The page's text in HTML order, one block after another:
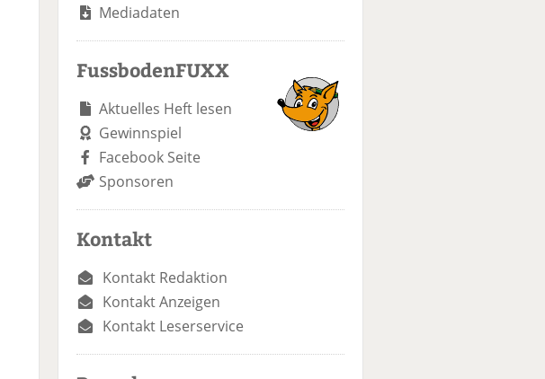
Mediadaten
FussbodenFUXX
Aktuelles Heft lesen
Gewinnspiel
Facebook Seite
Sponsoren
Kontakt
Kontakt Redaktion
Kontakt Anzeigen
Kontakt Leserservice